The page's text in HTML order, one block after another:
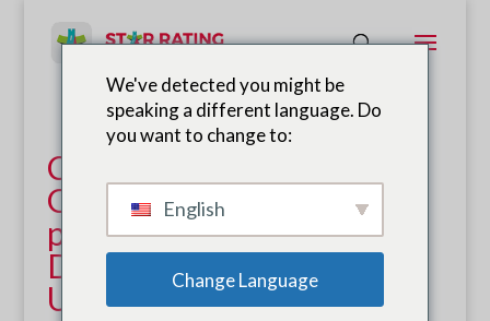
Coordinador del Programa
Global SR4S seleccionado
para unirse al Programa de
Delegados Juveniles de
UNITE 2030
We've detected you might be
speaking a different language. Do
you want to change to:
English
Change Language